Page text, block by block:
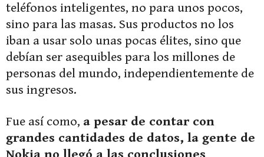
teléfonos inteligentes, no para unos pocos,
sino para las masas. Sus productos no los
iban a usar solo unas pocas élites, sino que
debían ser asequibles para los millones de
personas del mundo, independientemente de
sus ingresos.
Fue así como, a pesar de contar con
grandes cantidades de datos, la gente de